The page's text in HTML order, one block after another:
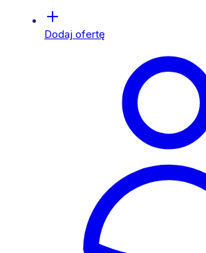
Dodaj ofertę